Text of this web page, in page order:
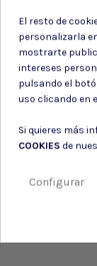
de su entidad.
El resto de
personalizarla
mostrarte
intereses
pulsando el
uso clicando en
Si quieres más
COOKIES de
Configurar